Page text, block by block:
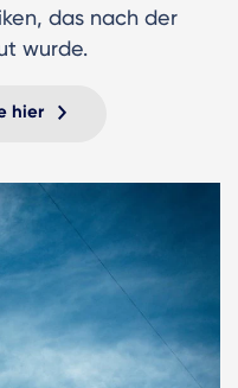
das nach der
wurde.
hier